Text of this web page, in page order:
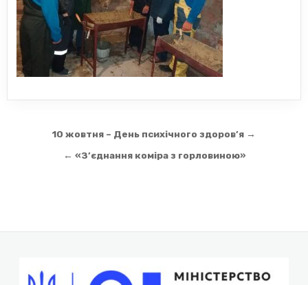
Навігація
записів
10 жовтня – День психічного здоров’я →
← «З’єднання коміра з горловиною»